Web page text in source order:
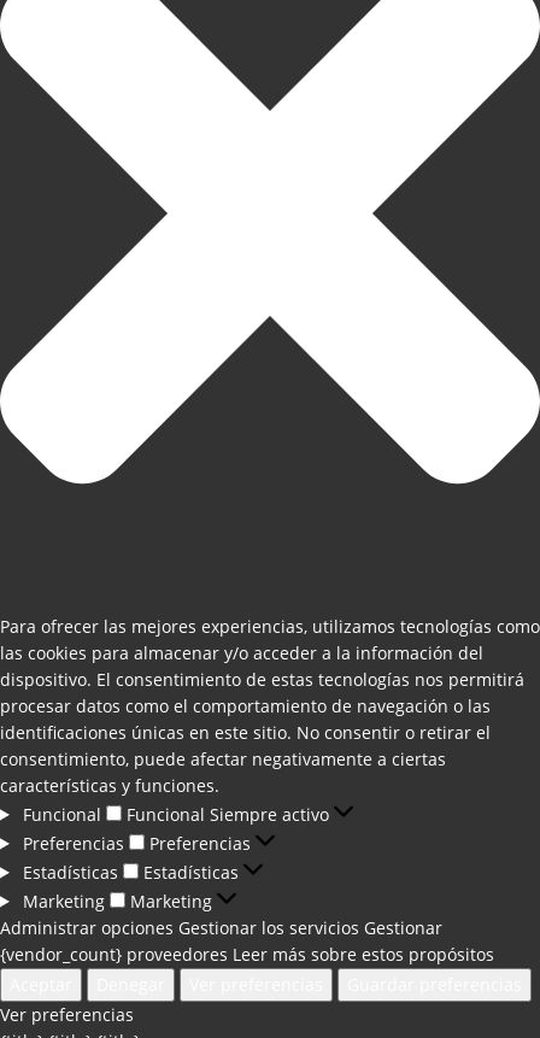
Para ofrecer las mejores experiencias, utilizamos tecnologías como
las cookies para almacenar y/o acceder a la información del
dispositivo. El consentimiento de estas tecnologías nos permitirá
procesar datos como el comportamiento de navegación o las
identificaciones únicas en este sitio. No consentir o retirar el
consentimiento, puede afectar negativamente a ciertas
características y funciones.
Funcional
Funcional Siempre activo
Preferencias
Preferencias
Estadísticas
Estadísticas
Marketing
Marketing
Administrar opciones Gestionar los servicios Gestionar
{vendor_count} proveedores Leer más sobre estos propósitos
Ver preferencias